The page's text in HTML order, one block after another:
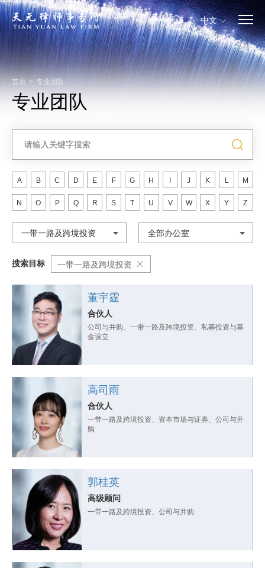
中文
首页 > 专业团队
专业团队
A B C D E F G H J K L M
N O P Q R S T U V W X Y Z
一带一路及跨境投资 全部办公室
搜索目标 一带一路及跨境投资
董宇霆
合伙人
公司与并购、一带一路及跨境投资、私募投资与基
金设立
高司雨
合伙人
一带一路及跨境投资、资本市场与证券、公司与并
购
郭桂英
高级顾问
一带一路及跨境投资、公司与并购